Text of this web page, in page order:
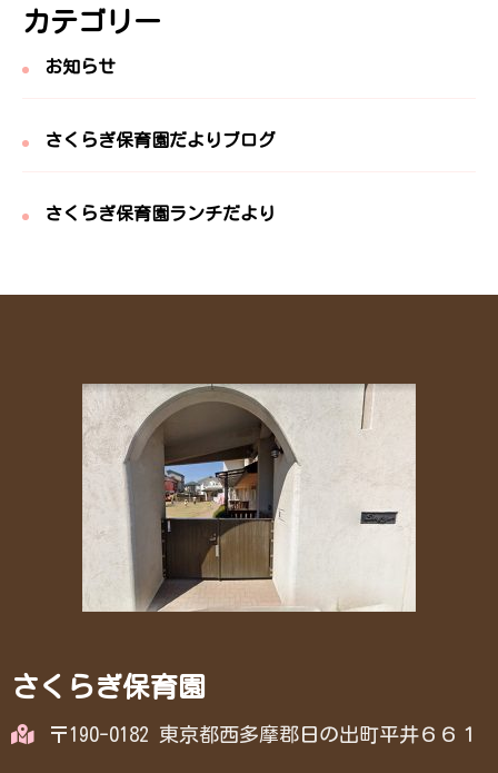
カテゴリー
お知らせ
さくらぎ保育園だよりブログ
さくらぎ保育園ランチだより
さくらぎ保育園
〒190-0182 東京都西多摩郡日の出町平井６６１